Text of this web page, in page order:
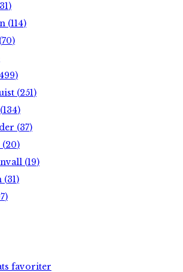
31)
(114)
(70)
499)
(251)
(134)
(37)
(20)
(19)
(31)
)
favoriter